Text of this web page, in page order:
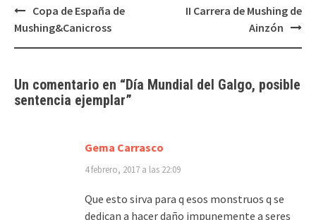
Navegación
de
entradas
Copa de España de
Mushing&Canicross
II Carrera de Mushing de
Ainzón
Un comentario en “Día Mundial del Galgo, posible
sentencia ejemplar”
Gema Carrasco
4 febrero, 2017 a las 22:09
Que esto sirva para q esos monstruos q se
dedican a hacer daño impunemente a seres